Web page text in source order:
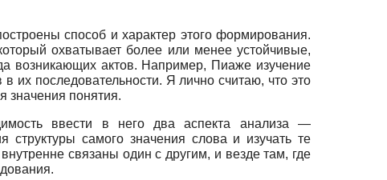
способ и характер этого формирования.
охватывает более или менее устойчивые,
возникающих актов. Например, Пиаже изучение
их последовательности. Я лично считаю, что это
значения понятия.
ввести в него два аспекта анализа —
структуры самого значения слова и изучать те
связаны один с другим, и везде там, где